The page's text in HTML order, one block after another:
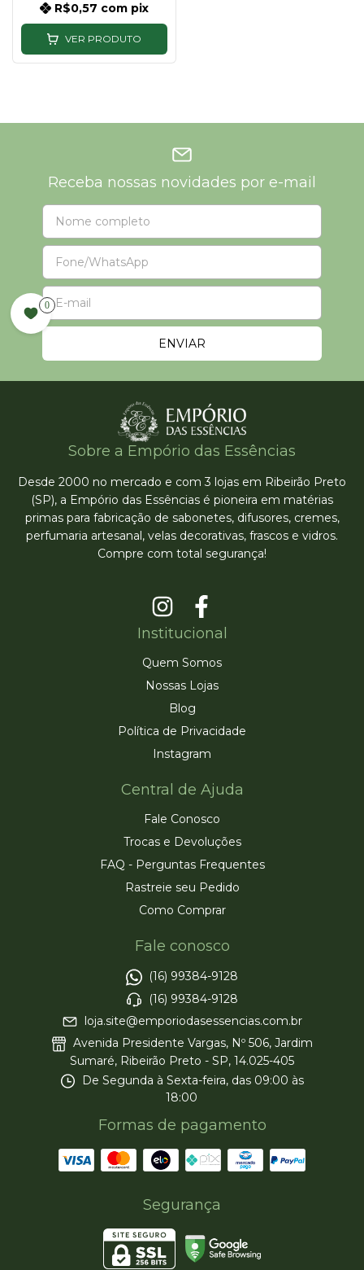
R$0,57 com pix
VER PRODUTO
Receba nossas novidades por e-mail
Sobre a Empório das Essências
Desde 2000 no mercado e com 3 lojas em Ribeirão Preto
(SP), a Empório das Essências é pioneira em matérias
primas para fabricação de sabonetes, difusores, cremes,
perfumaria artesanal, velas decorativas, frascos e vidros.
Compre com total segurança!
Institucional
Quem Somos
Nossas Lojas
Blog
Política de Privacidade
Instagram
Central de Ajuda
Fale Conosco
Trocas e Devoluções
FAQ - Perguntas Frequentes
Rastreie seu Pedido
Como Comprar
Fale conosco
(16) 99384-9128
(16) 99384-9128
loja.site@emporiodasessencias.com.br
Avenida Presidente Vargas, Nº 506, Jardim
Sumaré, Ribeirão Preto - SP, 14.025-405
De Segunda à Sexta-feira, das 09:00 às
18:00
Formas de pagamento
Segurança
0